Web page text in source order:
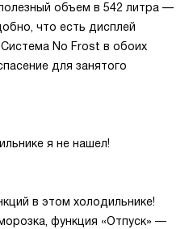
объем в 542 литра —
что есть дисплей
No Frost в обоих
для занятого
я не нашел!
в этом холодильнике!
функция «Отпуск» —